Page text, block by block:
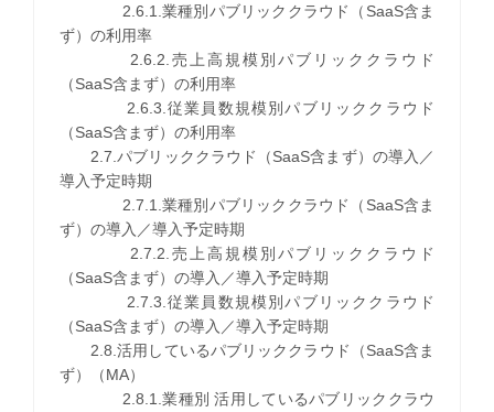
2.6.1.業種別パブリッククラウド（SaaS含ま
ず）の利用率
2.6.2.売上高規模別パブリッククラウド
（SaaS含まず）の利用率
2.6.3.従業員数規模別パブリッククラウド
（SaaS含まず）の利用率
2.7.パブリッククラウド（SaaS含まず）の導入／
導入予定時期
2.7.1.業種別パブリッククラウド（SaaS含ま
ず）の導入／導入予定時期
2.7.2.売上高規模別パブリッククラウド
（SaaS含まず）の導入／導入予定時期
2.7.3.従業員数規模別パブリッククラウド
（SaaS含まず）の導入／導入予定時期
2.8.活用しているパブリッククラウド（SaaS含ま
ず）（MA）
2.8.1.業種別 活用しているパブリッククラウ